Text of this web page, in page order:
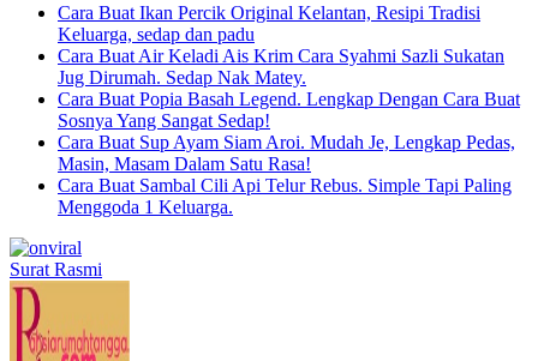
Cara Buat Ikan Percik Original Kelantan, Resipi Tradisi
Keluarga, sedap dan padu
Cara Buat Air Keladi Ais Krim Cara Syahmi Sazli Sukatan
Jug Dirumah. Sedap Nak Matey.
Cara Buat Popia Basah Legend. Lengkap Dengan Cara Buat
Sosnya Yang Sangat Sedap!
Cara Buat Sup Ayam Siam Aroi. Mudah Je, Lengkap Pedas,
Masin, Masam Dalam Satu Rasa!
Cara Buat Sambal Cili Api Telur Rebus. Simple Tapi Paling
Menggoda 1 Keluarga.
Surat Rasmi